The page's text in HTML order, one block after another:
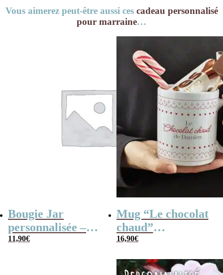
Vous aimerez peut-être aussi ces cadeau personnalisé
pour marraine…
Bougie Jar
personnalisée –
Super marraine
11,90€
Mug “Le chocolat
chaud”
personnalisé et ses
Cadeau de Noël
16,90€